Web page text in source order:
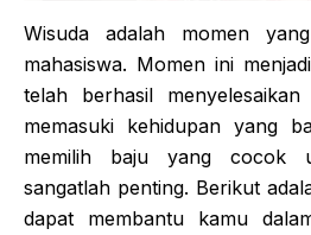
Wisuda adalah momen
mahasiswa. Momen ini
telah berhasil
memasuki kehidupan yang
memilih baju yang cocok
sangatlah penting. Berikut
dapat membantu kamu